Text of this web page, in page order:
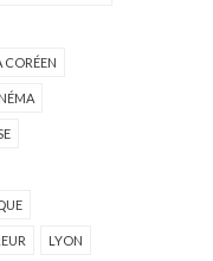
CORÉEN
LYON